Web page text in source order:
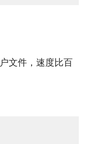
文件，速度比百